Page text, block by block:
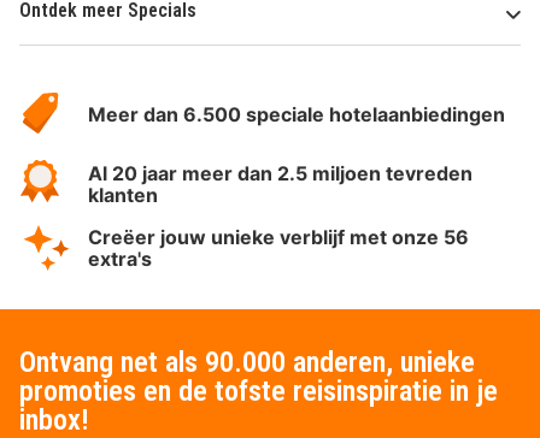
Ontdek meer Specials
HotelSpecials
Meer dan 6.500 speciale hotelaanbiedingen
Al 20 jaar meer dan 2.5 miljoen tevreden
klanten
Creëer jouw unieke verblijf met onze 56
extra's
Ontvang net als 90.000 anderen, unieke
promoties en de tofste reisinspiratie in je
inbox!